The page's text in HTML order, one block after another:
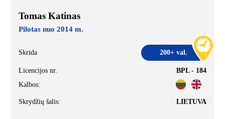
Tomas Katinas
Pilotas nuo 2014 m.
Skrida 200+ val.
Licencijos nr.
BPL - 184
Kalbos:
Skrydžių šalis: LIETUVA